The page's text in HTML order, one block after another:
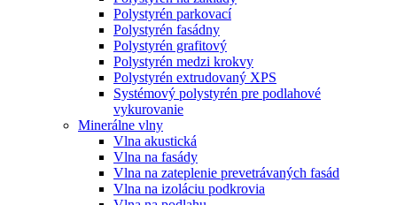
Polystyrén parkovací
Polystyrén fasádny
Polystyrén grafitový
Polystyrén medzi krokvy
Polystyrén extrudovaný XPS
Systémový polystyrén pre podlahové
vykurovanie
Minerálne vlny
Vlna akustická
Vlna na fasády
Vlna na zateplenie prevetrávaných fasád
Vlna na izoláciu podkrovia